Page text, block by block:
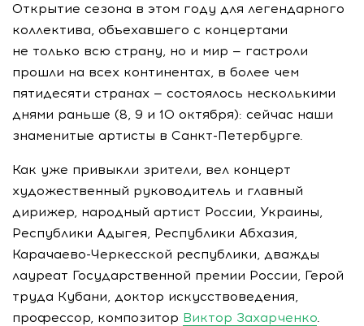
Открытие сезона в этом году для легендарного
коллектива, объехавшего с концертами
не только всю страну, но и мир — гастроли
прошли на всех континентах, в более чем
пятидесяти странах — состоялось несколькими
днями раньше (8, 9 и 10 октября): сейчас наши
знаменитые артисты в Санкт-Петербурге.
Как уже привыкли зрители, вел концерт
художественный руководитель и главный
дирижер, народный артист России, Украины,
Республики Адыгея, Республики Абхазия,
Карачаево-Черкесской республики, дважды
лауреат Государственной премии России, Герой
труда Кубани, доктор искусствоведения,
профессор, композитор Виктор Захарченко.